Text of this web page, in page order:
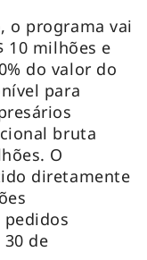
o programa vai
10 milhões e
do valor do
para
bruta
O
diretamente
pedidos
de